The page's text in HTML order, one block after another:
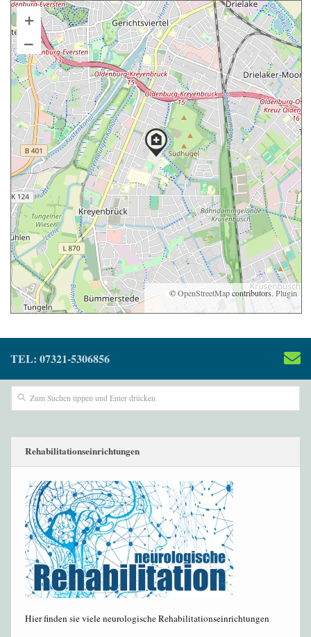
+
–
©OpenStreetMapcontributors.Plugin
TEL: 07321-5306856
Rehabilitationseinrichtungen
Hier finden sie viele neurologische Rehabilitationseinrichtungen